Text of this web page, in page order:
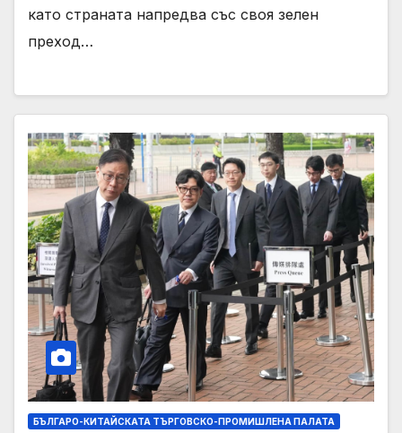
като страната напредва със своя зелен
преход…
БЪЛГАРО-КИТАЙСКАТА ТЪРГОВСКО-ПРОМИШЛЕНА ПАЛАТА